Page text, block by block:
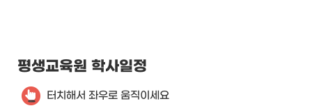
평생교육원 학사일정
터치해서 좌우로 움직이세요